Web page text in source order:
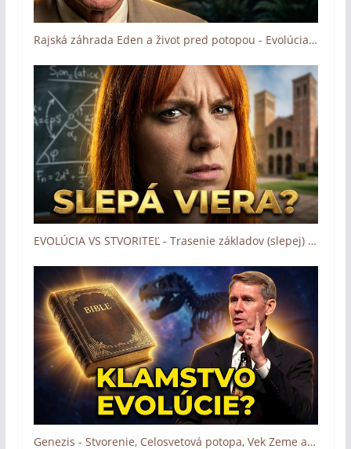
Rajská záhrada Eden a život pred potopou - Evolúcia v troskách (Kent Hovind)
EVOLÚCIA VS STVORITEĽ - Trasenie základov (slepej) viery? (Ray Comfort)
Genezis - Stvorenie, Celosvetová potopa, Vek Zeme a evolučná teoria (Kent Hovind)